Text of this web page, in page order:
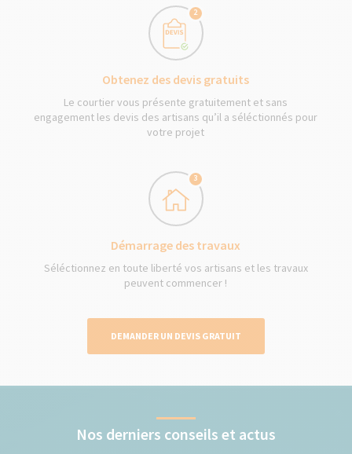
2
Obtenez des devis gratuits
Le courtier vous présente gratuitement et sans
engagement les devis des artisans qu’il a séléctionnés pour
votre projet
3
Démarrage des travaux
Séléctionnez en toute liberté vos artisans et les travaux
peuvent commencer !
DEMANDER UN DEVIS GRATUIT
Nos derniers conseils et actus